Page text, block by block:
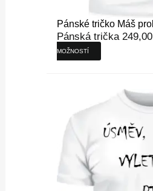
Pánské tričko Máš
Pánská trička249,00
MOŽNOSTÍ
produkt
má
variant.
Možnosti
vybrat